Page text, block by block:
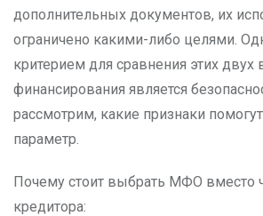
дополнительных документов, их
ограничено какими-либо целями.
критерием для сравнения этих двух
финансирования является
рассмотрим, какие признаки
параметр.
Почему стоит выбрать МФО вместо
кредитора: